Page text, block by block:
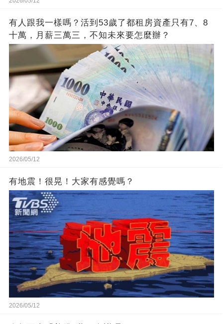
有人跟我一樣嗎？活到53歲了都租房資產只有7、8
十萬，月薪三萬三，不知未來要怎麼辦？
2026/05/12
有地震！很晃！大家有感覺嗎？
2026/05/12